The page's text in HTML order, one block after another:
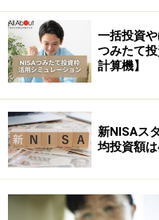
言うまでも無く、証券
ることによって、そこ
す。販売する側からす
ば良いので、購入手数
手数料部分が高いファ
す。証券会社がインデ
販売したがらないのは
いからです。
販売金融機関から勧め
一括投資
つみたて
計算機】
新NISAス
均投資額